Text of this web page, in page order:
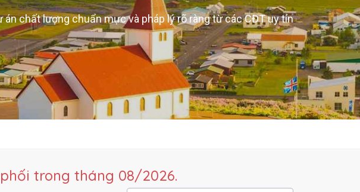
án chất lượng chuẩn mực và pháp lý rõ ràng từ các CĐT uy tín
trong tháng 08/2026.